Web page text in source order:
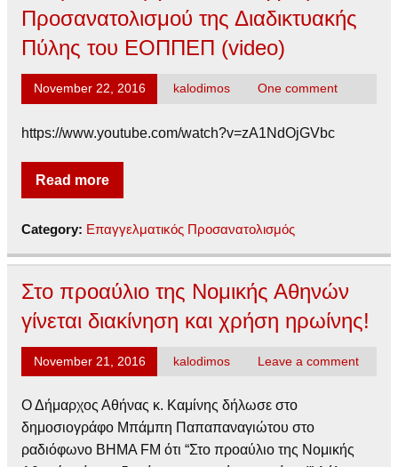
Προσανατολισμού της Διαδικτυακής
Πύλης του ΕΟΠΠΕΠ (video)
November 22, 2016 kalodimos One comment
https://www.youtube.com/watch?v=zA1NdOjGVbc
Read more
Category: Επαγγελματικός Προσανατολισμός
Στο προαύλιο της Νομικής Αθηνών
γίνεται διακίνηση και χρήση ηρωίνης!
November 21, 2016 kalodimos Leave a comment
Ο Δήμαρχος Αθήνας κ. Καμίνης δήλωσε στο
δημοσιογράφο Μπάμπη Παπαπαναγιώτου στο
ραδιόφωνο ΒΗΜΑ FM ότι “Στο προαύλιο της Νομικής